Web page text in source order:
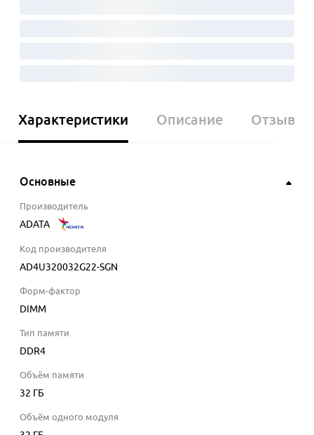
Характеристики Описание Отзывы
Основные
Производитель
ADATA
Код производителя
AD4U320032G22-SGN
Форм-фактор
DIMM
Тип памяти
DDR4
Объём памяти
32 ГБ
Объём одного модуля